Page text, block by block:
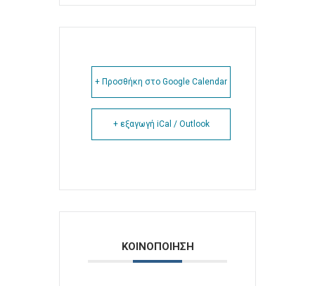
+ Προσθήκη στο Google Calendar
+ εξαγωγή iCal / Outlook
ΚΟΙΝΟΠΟΙΗΣΗ